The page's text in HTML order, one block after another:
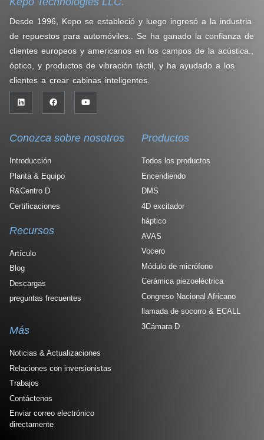
Desde 1996, Kepo se estableció y luego ingresó a la industria
de repuestos para automóviles.. Se ha ganado la confianza de
clientes europeos y americanos en los campos de la acústica.,
óptico, y productos de vibración táctil, y ha ayudado a los
clientes a crear cabinas inteligentes.
Conozca sobre nosotros
Introducción
Planta & Equipo
R&Centro D
Certificaciones
Productos
Todos los productos
Encendiendo
DMS
4D excitador
háptico
AVAS
Vocero
Módulo de micrófono
Cerámica piezoeléctrica
Congreso Nacional Africano
llamada de socorro & ECALL
3Cámara D
Recursos
Artículo
Blog
Descargas
preguntas frecuentes
Más
Noticias & Actualizaciones
Relaciones con inversionistas
Trabajos
Contáctenos
Enviar correo electrónico
directamente